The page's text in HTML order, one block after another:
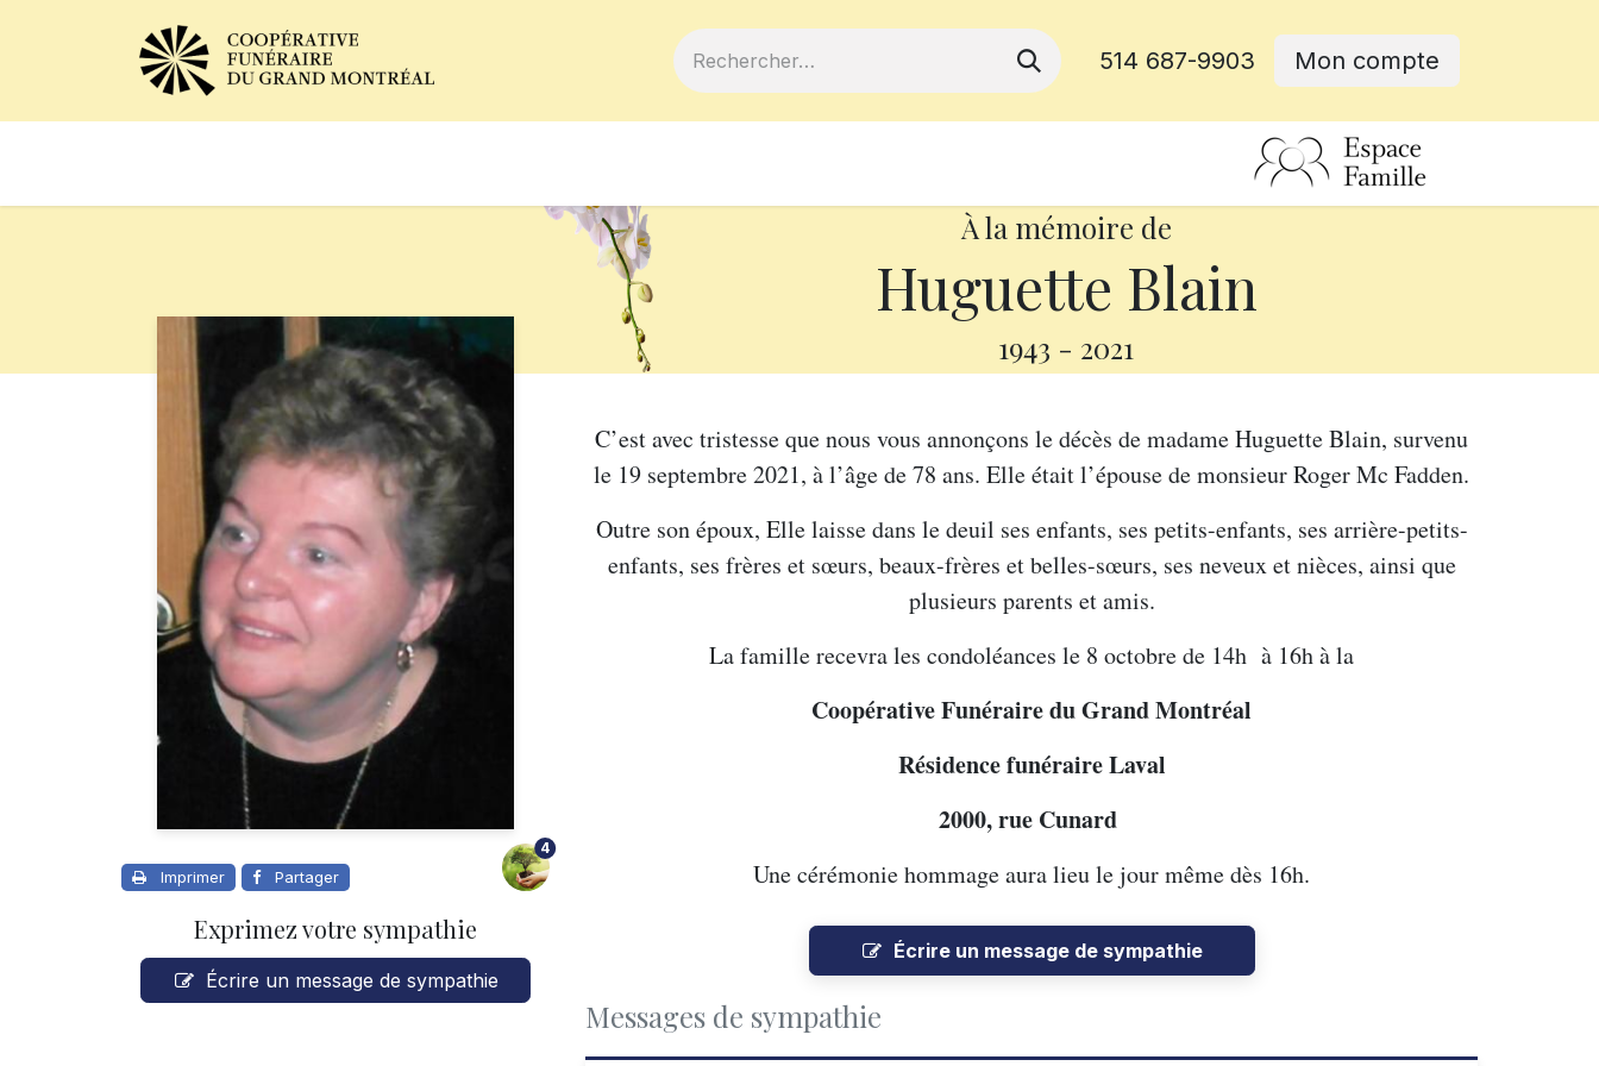
514 687-9903 Mon compte
À la mémoire de
Huguette Blain
1943 - 2021
Imprimer Partager
4
Exprimez votre sympathie
Écrire un message de sympathie
C’est avec tristesse que nous vous annonçons le décès de madame Huguette Blain, survenu
le 19 septembre 2021, à l’âge de 78 ans. Elle était l’épouse de monsieur Roger Mc Fadden.
Outre son époux, Elle laisse dans le deuil ses enfants, ses petits-enfants, ses arrière-petits-
enfants, ses frères et sœurs, beaux-frères et belles-sœurs, ses neveux et nièces, ainsi que
plusieurs parents et amis.
La famille recevra les condoléances le 8 octobre de 14h à 16h à la
Coopérative Funéraire du Grand Montréal
Résidence funéraire Laval
2000, rue Cunard
Une cérémonie hommage aura lieu le jour même dès 16h.
Écrire un message de sympathie
Messages de sympathie